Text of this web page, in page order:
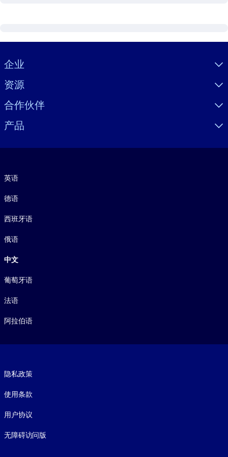
Visually hidden Text
企业
资源
合作伙伴
产品
英语
德语
西班牙语
俄语
中文
葡萄牙语
法语
阿拉伯语
隐私政策
使用条款
用户协议
无障碍访问版